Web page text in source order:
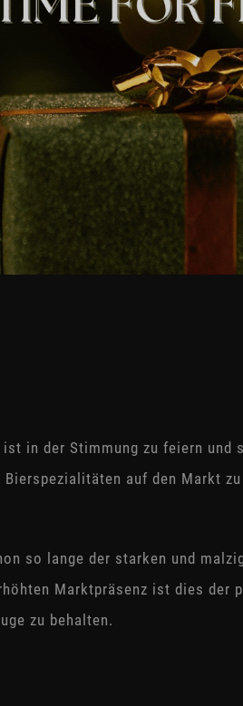
in der Stimmung zu feiern
auf den Markt
so lange der starken und
Marktpräsenz ist dies der
zu behalten.